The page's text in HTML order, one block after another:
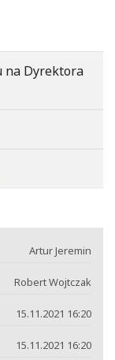
na Dyrektora
Artur Jeremin
Robert Wojtczak
15.11.2021 16:20
15.11.2021 16:20